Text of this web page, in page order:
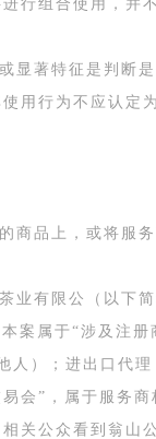
行组合使用，并
著特征是判断
用行为不应认定
品上，或将服
有限公（以下
案属于“涉及注
）；进出口代
会”，属于服务
关公众看到翁山